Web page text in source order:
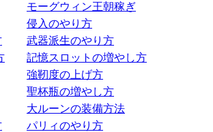
モーグウィン王朝稼ぎ
侵入のやり方
武器派生のやり方
記憶スロットの増やし方
強靭度の上げ方
聖杯瓶の増やし方
大ルーンの装備方法
パリィのやり方